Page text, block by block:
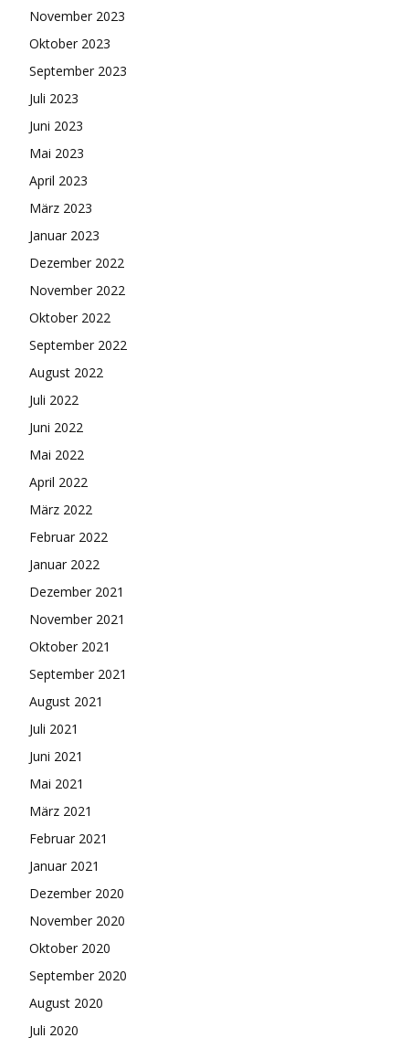
November 2023
Oktober 2023
September 2023
Juli 2023
Juni 2023
Mai 2023
April 2023
März 2023
Januar 2023
Dezember 2022
November 2022
Oktober 2022
September 2022
August 2022
Juli 2022
Juni 2022
Mai 2022
April 2022
März 2022
Februar 2022
Januar 2022
Dezember 2021
November 2021
Oktober 2021
September 2021
August 2021
Juli 2021
Juni 2021
Mai 2021
März 2021
Februar 2021
Januar 2021
Dezember 2020
November 2020
Oktober 2020
September 2020
August 2020
Juli 2020